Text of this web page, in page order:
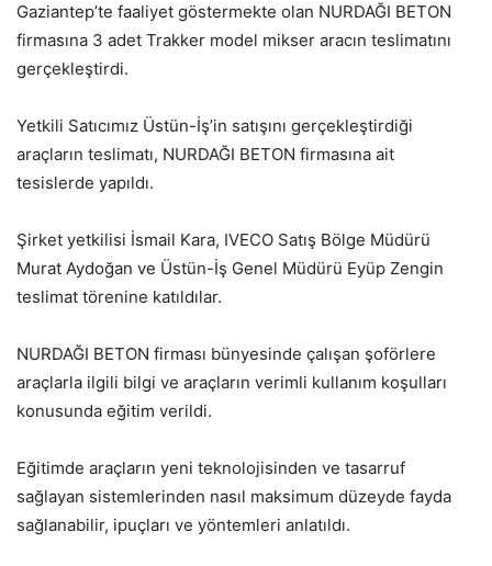
Gaziantep’te faaliyet göstermekte olan NURDAĞI BETON
firmasına 3 adet Trakker model mikser aracın teslimatını
gerçekleştirdi.
Yetkili Satıcımız Üstün-İş’in satışını gerçekleştirdiği
araçların teslimatı, NURDAĞI BETON firmasına ait
tesislerde yapıldı.
Şirket yetkilisi İsmail Kara, IVECO Satış Bölge Müdürü
Murat Aydoğan ve Üstün-İş Genel Müdürü Eyüp Zengin
teslimat törenine katıldılar.
NURDAĞI BETON firması bünyesinde çalışan şoförlere
araçlarla ilgili bilgi ve araçların verimli kullanım koşulları
konusunda eğitim verildi.
Eğitimde araçların yeni teknolojisinden ve tasarruf
sağlayan sistemlerinden nasıl maksimum düzeyde fayda
sağlanabilir, ipuçları ve yöntemleri anlatıldı.